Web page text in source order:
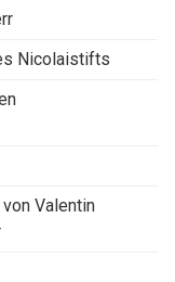
Nicolaistifts
von Valentin